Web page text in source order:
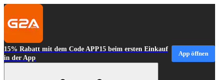
15% Rabatt mit dem Code APP15 beim ersten Einkauf
in der App
App öffnen